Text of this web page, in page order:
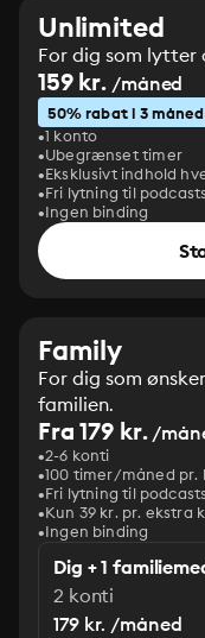
Unlimited
For dig som
159 kr. /måned
50% rabat i 3
1 konto
Ubegrænset timer
Eksklusivt indhold
Fri lytning til
Ingen binding
Family
For dig som
familien.
Fra 179 kr./
2-6 konti
100 timer/måned pr.
Fri lytning til
Kun 39 kr. pr. ekstra
Ingen binding
Dig + 1
2 konti
179 kr. /måned